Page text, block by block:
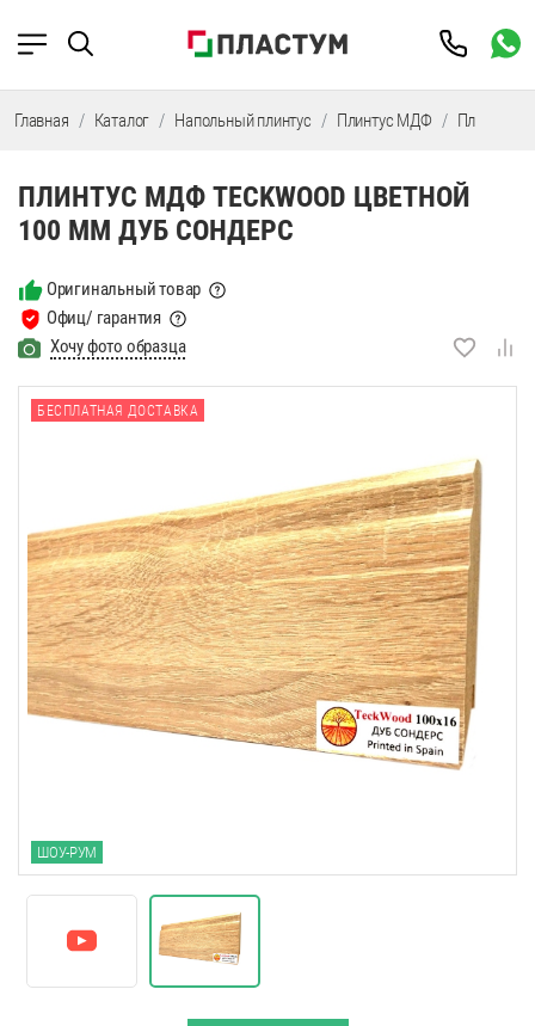
Главная Каталог Напольный плинтус Плинтус МДФ Плинтус
ПЛИНТУС МДФ TECKWOOD ЦВЕТНОЙ
100 ММ ДУБ СОНДЕРС
Оригинальный товар
Офиц/ гарантия
Хочу фото образца
БЕСПЛАТНАЯ ДОСТАВКА
ШОУ-РУМ